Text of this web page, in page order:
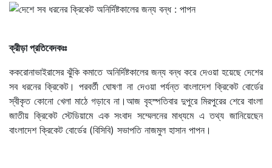
ক্রীড়া প্রতিবেদকঃঃ
ককরোনাভাইরাসের ঝুঁকি কমাতে অনির্দিষ্টকালের জন্য বন্ধ করে দেওয়া হয়েছে দেশের
সব ধরনের ক্রিকেট। পরবর্তী ঘোষণা না দেওয়া পর্যন্ত বাংলাদেশ ক্রিকেট বোর্ডের
স্বীকৃত কোনো খেলা মাঠে গড়াবে না।আজ বৃহস্পতিবার দুপুরে মিরপুরের শেরে বাংলা
জাতীয় ক্রিকেট স্টেডিয়ামে এক সংবাদ সম্মেলনের মাধ্যমে এ তথ্য জানিয়েছেন
বাংলাদেশ ক্রিকেট বোর্ডের (বিসিবি) সভাপতি নাজমুল হাসান পাপন।